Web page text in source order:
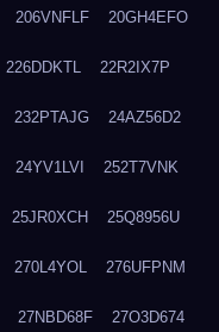
206VNFLF 20GH4EFO
226DDKTL 22R2IX7P
232PTAJG 24AZ56D2
24YV1LVI 252T7VNK
25JR0XCH 25Q8956U
270L4YOL 276UFPNM
27NBD68F 27O3D674